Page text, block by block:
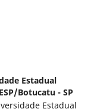
Estadual
Botucatu - SP
Estadual